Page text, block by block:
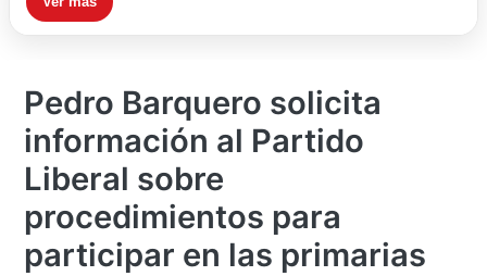
Pedro Barquero solicita
información al Partido
Liberal sobre
procedimientos para
participar en las primarias